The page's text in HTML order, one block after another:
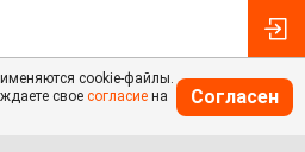
cookie-файлы.
свое согласие на
Согласен